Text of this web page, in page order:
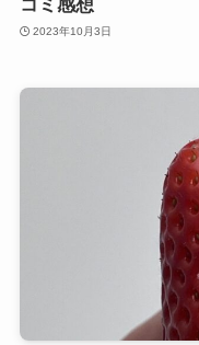
コミ感想
2023年10月3日